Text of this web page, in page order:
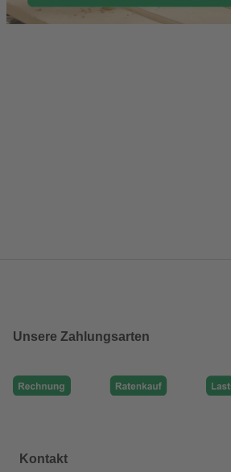
Unsere Zahlungsarten
Kontakt